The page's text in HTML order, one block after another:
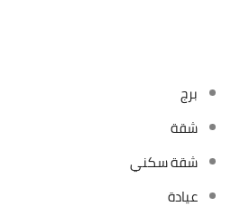
برج
شقة
شقة سكني
عيادة